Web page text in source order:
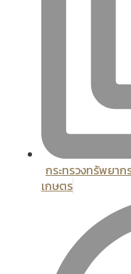
กระทรวงทรัพยา
เกษตร